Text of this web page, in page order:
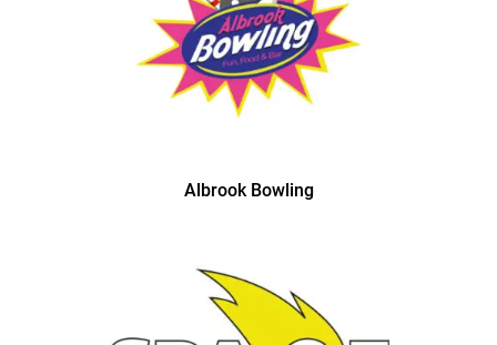
Albrook Bowling